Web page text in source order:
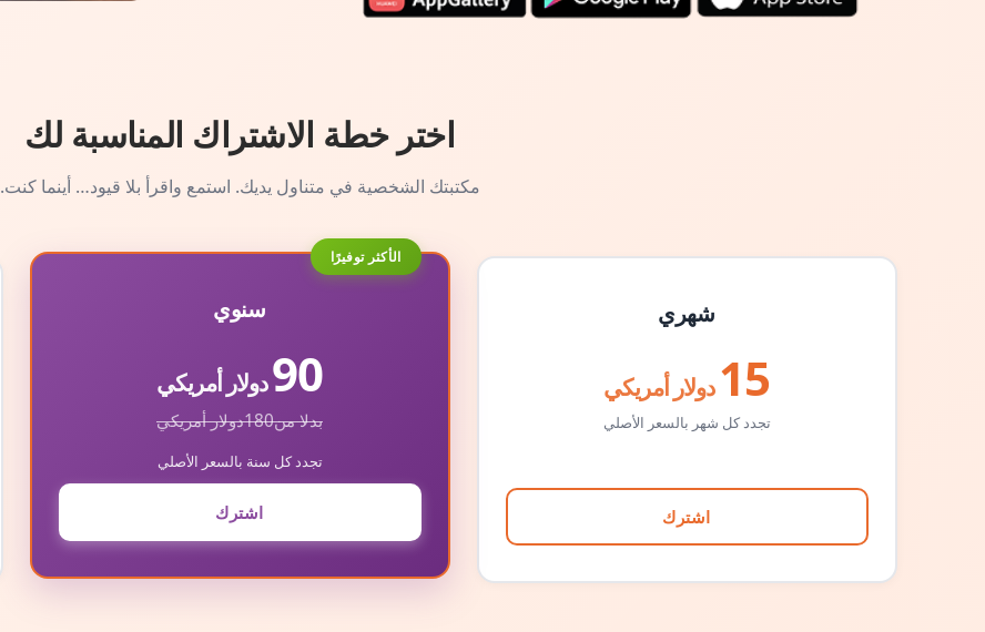
اختر خطة الاشتراك المناسبة لك
مكتبتك الشخصية في متناول يديك. استمع واقرأ بلا قيود… أينما كنت.
شهري
15 دولار أمريكي
تجدد كل شهر بالسعر الأصلي
اشترك
الأكثر توفيرًا
سنوي
90دولار أمريكي
بدلا من180دولار أمريكي
تجدد كل سنة بالسعر الأصلي
اشترك